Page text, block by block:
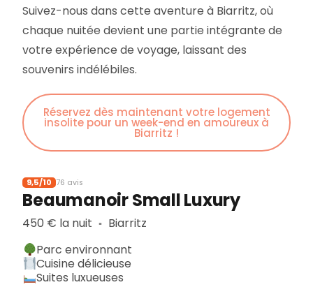
Suivez-nous dans cette aventure à Biarritz, où
chaque nuitée devient une partie intégrante de
votre expérience de voyage, laissant des
souvenirs indélébiles.
Réservez dès maintenant votre logement
insolite pour un week-end en amoureux à
Biarritz !
9,5/10 76 avis
Beaumanoir Small Luxury
450 € la nuit ▪︎ Biarritz
Parc environnant
Cuisine délicieuse
Suites luxueuses